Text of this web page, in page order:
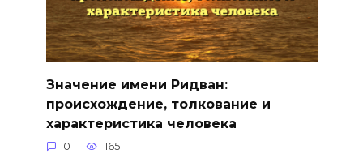
Значение имени Ридван:
происхождение, толкование и
характеристика человека
0 165